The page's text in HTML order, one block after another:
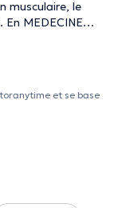
musculaire, le
Les soins
aimant ou
et se base